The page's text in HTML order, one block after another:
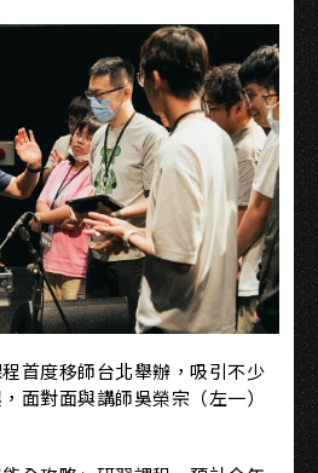
首度移師台北舉辦，吸引不少
面對面與講師吳榮宗（左一）